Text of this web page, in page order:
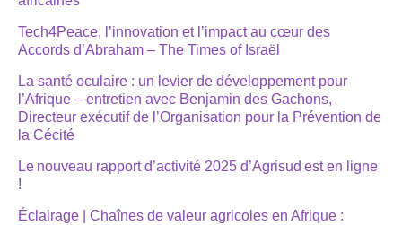
Tech4Peace, l’innovation et l’impact au cœur des
Accords d’Abraham – The Times of Israël
La santé oculaire : un levier de développement pour
l’Afrique – entretien avec Benjamin des Gachons,
Directeur exécutif de l’Organisation pour la Prévention de
la Cécité
Le nouveau rapport d’activité 2025 d’Agrisud est en ligne
!
Éclairage | Chaînes de valeur agricoles en Afrique :